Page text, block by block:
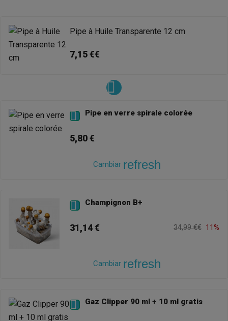
Pipe à Huile Transparente 12 cm
7,15 €€
 Pipe en verre spirale colorée
5,80 €
Cambiar refresh
 Champignon B+
31,14 € 34,99 €€ 11%
Cambiar refresh
 Gaz Clipper 90 ml + 10 ml gratis